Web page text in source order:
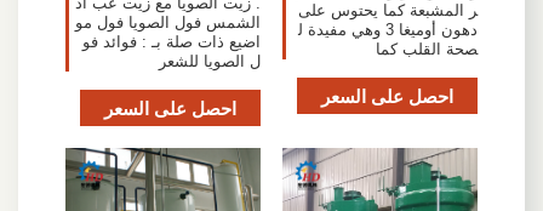
ر المشبعة كما يحتوس على
دهون أوميغا 3 وهي مفيدة ل
صحة القلب كما
احصل على السعر
الشمس فول الصويا فول مو
اضيع ذات صلة بـ : فوائد فو
ل الصويا للشعر
احصل على السعر